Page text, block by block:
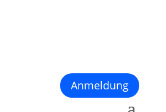
Anmeldung